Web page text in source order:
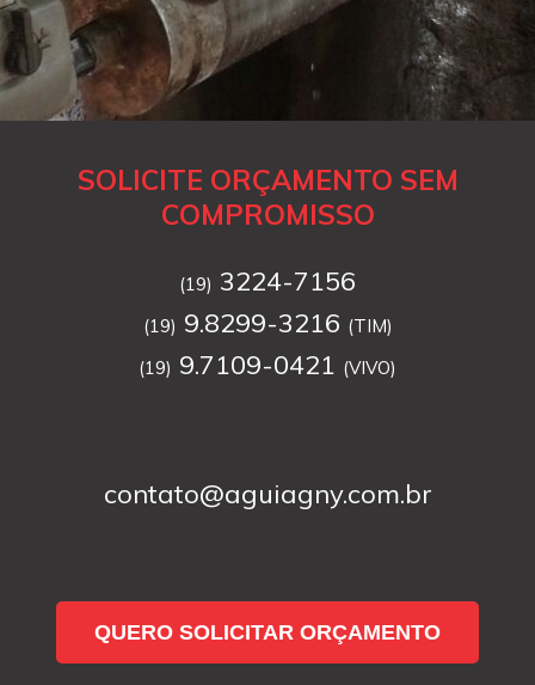
SOLICITE ORÇAMENTO SEM
COMPROMISSO
(19) 3224-7156
(19) 9.8299-3216 (TIM)
(19) 9.7109-0421 (VIVO)
contato@aguiagny.com.br
QUERO SOLICITAR ORÇAMENTO